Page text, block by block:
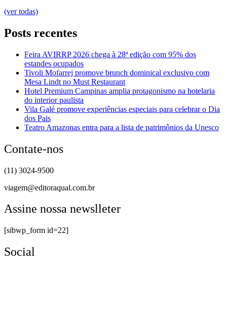
(ver todas)
Posts recentes
Feira AVIRRP 2026 chega à 28ª edição com 95% dos
estandes ocupados
Tivoli Mofarrej promove brunch dominical exclusivo com
Mesa Lindt no Must Restaurant
Hotel Premium Campinas amplia protagonismo na hotelaria
do interior paulista
Vila Galé promove experiências especiais para celebrar o Dia
dos Pais
Teatro Amazonas entra para a lista de patrimônios da Unesco
Contate-nos
(11) 3024-9500
viagem@editoraqual.com.br
Assine nossa newslleter
[sibwp_form id=22]
Social